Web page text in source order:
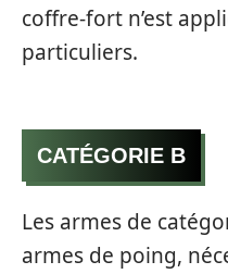
coffre-fort n’est
particuliers.
CATÉGORIE B
Les armes de
armes de poing,